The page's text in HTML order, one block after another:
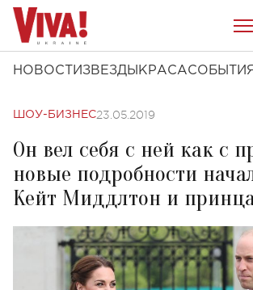
НОВОСТИ ЗВЕЗДЫ КРАСАСОБЫТИЯ
ШОУ-БИЗНЕС23.05.2019
Он вел себя с ней как с
новые подробности
Кейт Миддлтон и